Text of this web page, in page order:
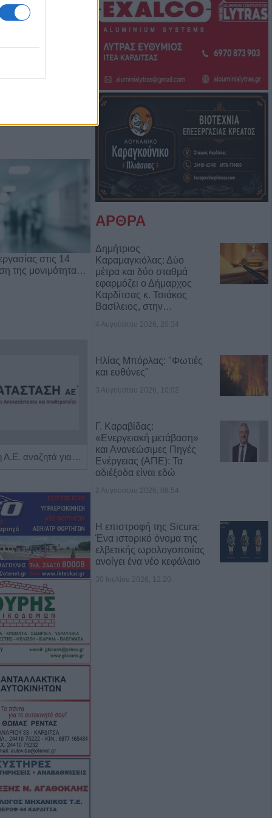
στις 14
της μονιμότητα…
Η Αποκατάσταση Α.Ε. αναζητά για εργασία Νοσηλευτές και Βοηθούς Νοσηλευτές Πωλείται μονοκατοικία τριών επιπέδων στο καταπράσινο Πευκόφυτο Καρδίτσας
ΑΡΘΡΑ
Δημήτριος
Καραμαγκιόλας: Δύο
μέτρα και δύο σταθμά
εφαρμόζει ο Δήμαρχος
Καρδίτσας κ. Τσιάκος
Βασίλειος, στην…
4 Αυγούστου 2026, 20:34
Ηλίας Μπόρλας: "Φωτιές
και ευθύνες"
3 Αυγούστου 2026, 10:02
Γ. Καραβίδας:
«Ενεργειακή μετάβαση»
και Ανανεώσιμες Πηγές
Ενέργειας (ΑΠΕ): Τα
αδιέξοδα είναι εδώ
2 Αυγούστου 2026, 08:54
Η επιστροφή της Sicura:
Ένα ιστορικό όνομα της
ελβετικής ωρολογοποιίας
ανοίγει ένα νέο κεφάλαιο
30 Ιουλίου 2026, 12:20